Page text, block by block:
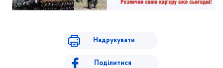
Надрукувати
Поділитися